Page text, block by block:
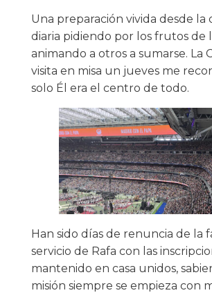
Una preparación vivida desde la
diaria pidiendo por los frutos de
animando a otros a sumarse. La
visita en misa un jueves me
solo Él era el centro de todo.
Han sido días de renuncia de la
servicio de Rafa con las
mantenido en casa unidos,
misión siempre se empieza con